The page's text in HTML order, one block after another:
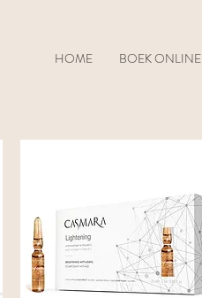
HOME BOEK ONLINE